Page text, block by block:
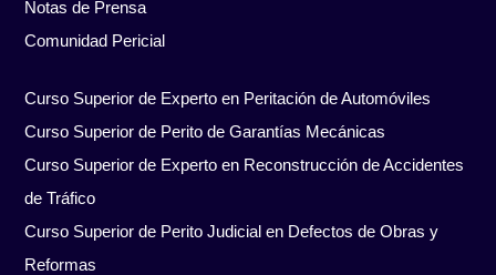
Notas de Prensa
Comunidad Pericial
Curso Superior de Experto en Peritación de Automóviles
Curso Superior de Perito de Garantías Mecánicas
Curso Superior de Experto en Reconstrucción de Accidentes
de Tráfico
Curso Superior de Perito Judicial en Defectos de Obras y
Reformas